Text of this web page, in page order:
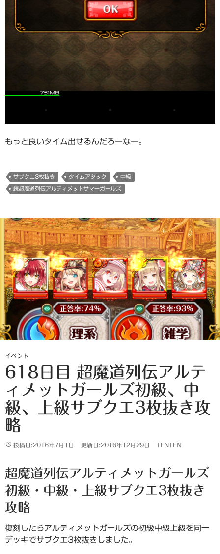
もっと良いタイム出せるんだろーなー。
サブクエ3枚抜き タイムアタック 中級
続超魔道列伝アルティメットサマーガールズ
イベント
618日目 超魔道列伝アルテ
ィメットガールズ初級、中
級、上級サブクエ3枚抜き攻
略
投稿日:2016年7月1日 更新日:2016年12月29日 TENTEN
超魔道列伝アルティメットガールズ
初級・中級・上級サブクエ3枚抜き
攻略
復刻したらアルティメットガールズの初級中級上級を同一
デッキでサブクエ3枚抜きしました。